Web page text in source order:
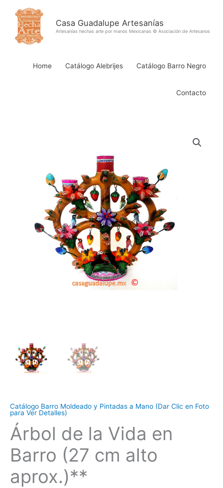
contenido
Casa Guadalupe Artesanías
Artesanías hechas arte por manos Mexicanas © Asociación de Artesanos
Home Catálogo Alebrijes Catálogo Barro Negro
Contacto
Catálogo Barro Moldeado y Pintadas a Mano (Dar Clic en Foto
para Ver Detalles)
Árbol de la Vida en
Barro (27 cm alto
aprox.)**